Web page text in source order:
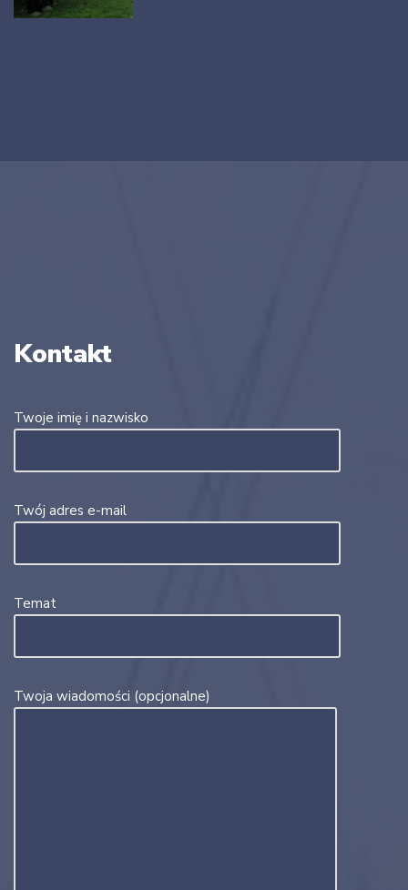
Kontakt
Twoje imię i nazwisko
Twój adres e-mail
Temat
Twoja wiadomości (opcjonalne)